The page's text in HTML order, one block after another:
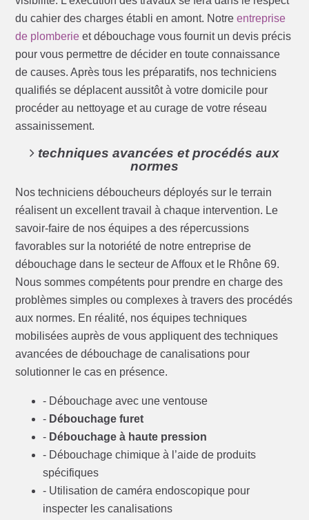
du cahier des charges établi en amont. Notreentreprise
de plomberie et débouchage vous fournit un devis précis
pour vous permettre de décider en toute connaissance
de causes. Après tous les préparatifs, nos techniciens
qualifiés se déplacent aussitôt à votre domicile pour
procéder au nettoyage et au curage de votre réseau
assainissement.
techniques avancées et procédés aux
normes
Nos techniciens déboucheurs déployés sur le terrain
réalisent un excellent travail à chaque intervention. Le
savoir-faire de nos équipes a des répercussions
favorables sur la notoriété de notre entreprise de
débouchage dans le secteur de Affoux et le Rhône 69.
Nous sommes compétents pour prendre en charge des
problèmes simples ou complexes à travers des procédés
aux normes. En réalité, nos équipes techniques
mobilisées auprès de vous appliquent des techniques
avancées de débouchage de canalisations pour
solutionner le cas en présence.
- Débouchage avec une ventouse
- Débouchage furet
- Débouchage à haute pression
- Débouchage chimique à l’aide de produits
spécifiques
- Utilisation de caméra endoscopique pour
inspecter les canalisations